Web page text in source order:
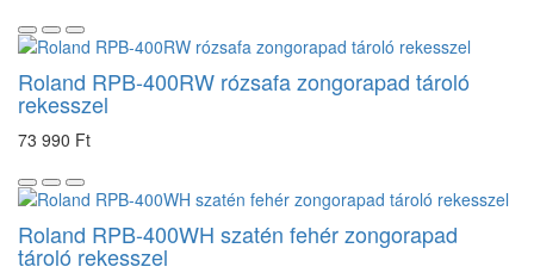
Roland RPB-400RW rózsafa zongorapad tároló
rekesszel
73 990 Ft
Roland RPB-400WH szatén fehér zongorapad
tároló rekesszel